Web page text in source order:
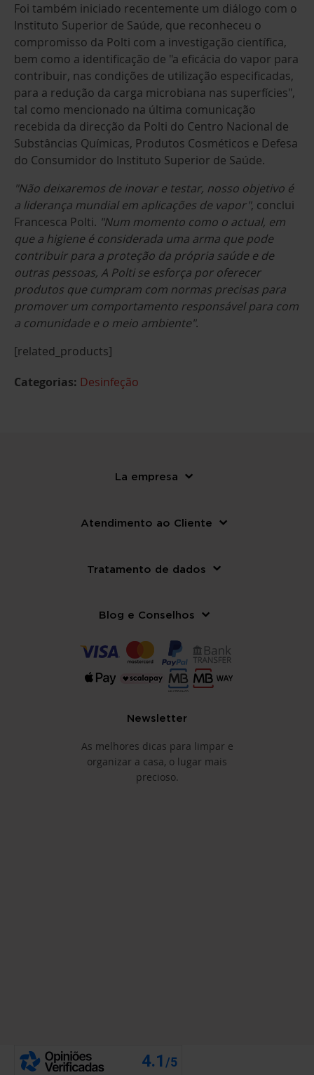
Foi também iniciado recentemente um diálogo com o
Instituto Superior de Saúde, que reconheceu o
compromisso da Polti com a investigação científica,
bem como a identificação de "a eficácia do vapor para
contribuir, nas condições de utilização especificadas,
para a redução da carga microbiana nas superfícies",
tal como mencionado na última comunicação
recebida da direcção da Polti do Centro Nacional de
Substâncias Químicas, Produtos Cosméticos e Defesa
do Consumidor do Instituto Superior de Saúde.
"Não deixaremos de inovar e testar, nosso objetivo é
a liderança mundial em aplicações de vapor", conclui
Francesca Polti. "Num momento como o actual, em
que a higiene é considerada uma arma que pode
contribuir para a proteção da própria saúde e de
outras pessoas, A Polti se esforça por oferecer
produtos que cumpram com normas precisas para
promover um comportamento responsável para com
a comunidade e o meio ambiente".
[related_products]
Categorias: Desinfeção
La empresa
Atendimento ao Cliente
Tratamento de dados
Blog e Conselhos
Newsletter
As melhores dicas para limpar e
organizar a casa, o lugar mais
precioso.